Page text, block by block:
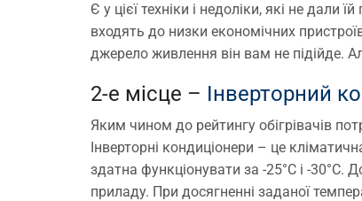
Є у цієї техніки і недоліки, які не
входять до низки економічних
джерело живлення він вам не підійде.
2-е місце – Інверторний
Яким чином до рейтингу обігрівачів
Інверторні кондиціонери – це
здатна функціонувати за -25°С і -30°С.
приладу. При досягненні заданої